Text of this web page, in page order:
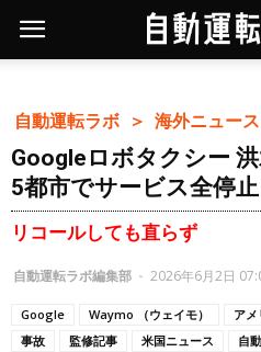
自動運転ラボ ＞ 海外ニュース
Googleロボタクシー
5都市でサービス全停止
リコールしても直らず
自動運転ラボ編集部 - 2026年6月2日
Google Waymo （ウェイモ） アメ
事故
監修記事 米国ニュース 自